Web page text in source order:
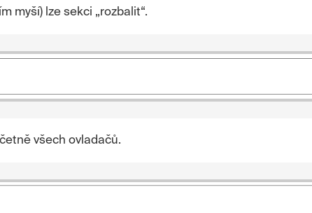
myší) lze sekci „rozbalit“.
všech ovladačů.